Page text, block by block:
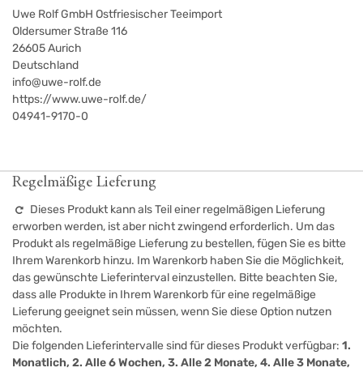
Uwe Rolf GmbH Ostfriesischer Teeimport
Oldersumer Straße 116
26605Aurich
Deutschland
info@uwe-rolf.de
https://www.uwe-rolf.de/
04941-9170-0
Regelmäßige Lieferung
Dieses Produkt kann als Teil einer regelmäßigen Lieferung
erworben werden, ist aber nicht zwingend erforderlich. Um das
Produkt als regelmäßige Lieferung zu bestellen, fügen Sie es bitte
Ihrem Warenkorb hinzu. Im Warenkorb haben Sie die Möglichkeit,
das gewünschte Lieferinterval einzustellen. Bitte beachten Sie,
dass alle Produkte in Ihrem Warenkorb für eine regelmäßige
Lieferung geeignet sein müssen, wenn Sie diese Option nutzen
möchten.
Die folgenden Lieferintervalle sind für dieses Produkt verfügbar: 1.
Monatlich, 2. Alle 6 Wochen, 3. Alle 2 Monate, 4. Alle 3 Monate,